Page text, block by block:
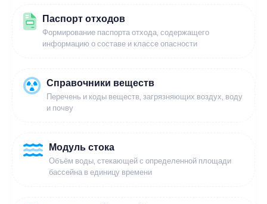
Паспорт отходов
Формирование паспорта отхода, содержащего
информацию о составе и классе опасности
Справочники веществ
Перечень и коды веществ, загрязняющих воздух, воду
и почву
Модуль стока
Объём воды, стекающей с определенной площади
бассейна в единицу времени